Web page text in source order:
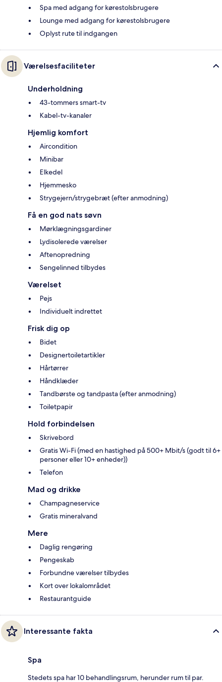
Spa med adgang for kørestolsbrugere
Lounge med adgang for kørestolsbrugere
Oplyst rute til indgangen
Værelsesfaciliteter
Underholdning
43-tommers smart-tv
Kabel-tv-kanaler
Hjemlig komfort
Aircondition
Minibar
Elkedel
Hjemmesko
Strygejern/strygebræt (efter anmodning)
Få en god nats søvn
Mørklægningsgardiner
Lydisolerede værelser
Aftenopredning
Sengelinned tilbydes
Værelset
Pejs
Individuelt indrettet
Frisk dig op
Bidet
Designertoiletartikler
Hårtørrer
Håndklæder
Tandbørste og tandpasta (efter anmodning)
Toiletpapir
Hold forbindelsen
Skrivebord
Gratis Wi-Fi (med en hastighed på 500+ Mbit/s (godt til 6+
personer eller 10+ enheder))
Telefon
Mad og drikke
Champagneservice
Gratis mineralvand
Mere
Daglig rengøring
Pengeskab
Forbundne værelser tilbydes
Kort over lokalområdet
Restaurantguide
Interessante fakta
Spa
Stedets spa har 10 behandlingsrum, herunder rum til par.